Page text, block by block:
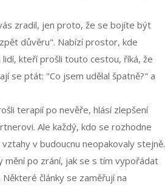
zradil, jen proto, že se bojíte být
důvěru". Nabízí prostor, kde
kteří prošli touto cestou, říká, že
se ptát: "Co jsem udělal špatně?" a
terapií po nevěře, hlásí zlepšení
Ale každý, kdo se rozhodne
v budoucnu neopakovaly stejně.
po zrání, jak se s tím vypořádat
články se zaměřují na